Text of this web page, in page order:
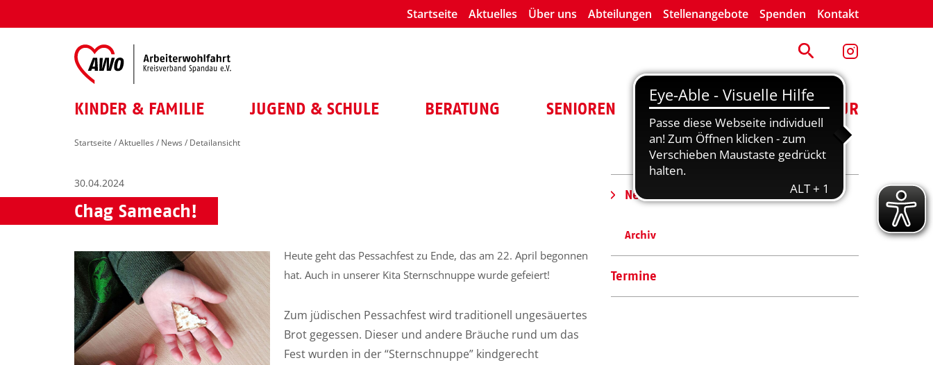
Startseite Aktuelles Über uns Abteilungen Stellenangebote Spenden Kontakt
KINDER & FAMILIE JUGEND & SCHULE BERATUNG SENIOREN ENGAGEMENT KULTUR
Startseite /Aktuelles / News / Detailansicht
30.04.2024
Chag Sameach!
Heute geht das Pessachfest zu Ende, das am 22. April begonnen
hat. Auch in unserer Kita Sternschnuppe wurde gefeiert!
Zum jüdischen Pessachfest wird traditionell ungesäuertes
Brot gegessen. Dieser und andere Bräuche rund um das
Fest wurden in der “Sternschnuppe” kindgerecht
News
Archiv
Termine